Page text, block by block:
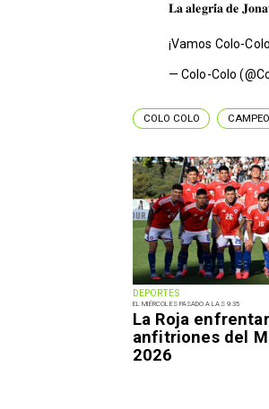
DEPORTES
EL MIÉRCOLES PASADO A LAS 9:35
La Roja
anfitriones del
2026
𝐋𝐚 𝐚𝐥𝐞𝐠𝐫𝐢́𝐚 𝐝𝐞
¡Vamos Colo-
— Colo-Colo
COLO COLO